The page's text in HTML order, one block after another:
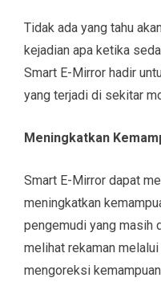
Tidak ada yang tahu
kejadian apa ketika
Smart E-Mirror hadir
yang terjadi di sekitar
Meningkatkan
Smart E-Mirror dapat
meningkatkan
pengemudi yang masih
melihat rekaman
mengoreksi